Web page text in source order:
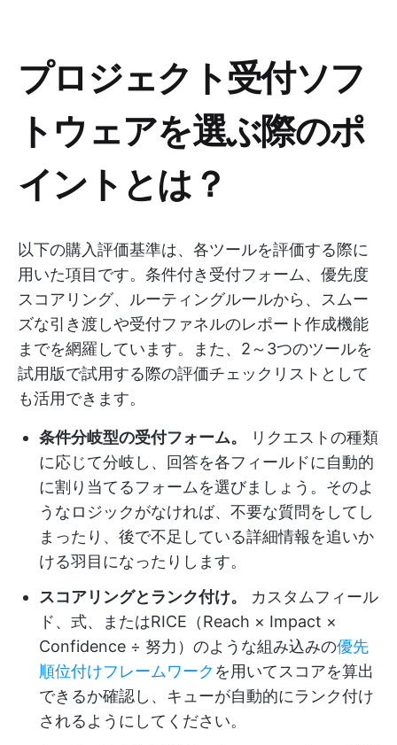
プロジェクト受付ソフ
トウェアを選ぶ際のポ
イントとは？
以下の購入評価基準は、各ツールを評価する際に
用いた項目です。条件付き受付フォーム、優先度
スコアリング、ルーティングルールから、スムー
ズな引き渡しや受付ファネルのレポート作成機能
までを網羅しています。また、2～3つのツールを
試用版で試用する際の評価チェックリストとして
も活用できます。
条件分岐型の受付フォーム。
リクエストの種類
に応じて分岐し、回答を各フィールドに自動的
に割り当てるフォームを選びましょう。そのよ
うなロジックがなければ、不要な質問をしてし
まったり、後で不足している詳細情報を追いか
ける羽目になったりします。
スコアリングとランク付け。
カスタムフィール
ド、式、またはRICE（Reach × Impact ×
Confidence ÷ 努力）のような組み込みの優先
順位付けフレームワーク を用いてスコアを算出
できるか確認し、キューが自動的にランク付け
されるようにしてください。